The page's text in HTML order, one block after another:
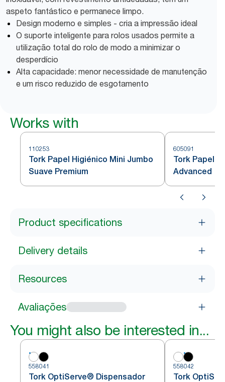
aspeto fantástico e permanece limpo.
Design moderno e simples - cria a impressão ideal
O suporte inteligente para rolos usados permite a
utilização total do rolo de modo a minimizar o
desperdício
Alta capacidade: menor necessidade de manutenção
e um risco reduzido de esgotamento
Works with
110253
Tork Papel Higiénico Mini Jumbo
Suave Premium
605091
Tork Papel
Advanced
Product specifications
Delivery details
Resources
Avaliações
You might also be interested in...
558041
Tork OptiServe® Dispensador
558042
Tork